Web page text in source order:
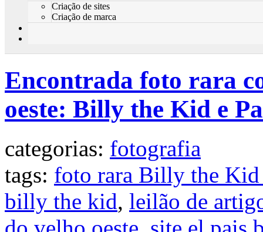
Criação de sites
Criação de marca
Encontrada foto rara
oeste: Billy the Kid e
categorias: fotografia
tags: foto rara Billy the Kid
billy the kid, leilão de